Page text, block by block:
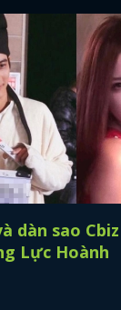
dàn sao
Lực Hoành